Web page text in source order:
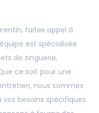
faites appel à
est spécialisée
de zinguerie,
ce soit pour une
nous sommes
besoins spécifiques.